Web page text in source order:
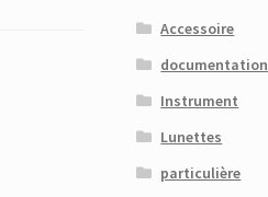
Accessoire
documentation
Instrument
Lunettes
particulière